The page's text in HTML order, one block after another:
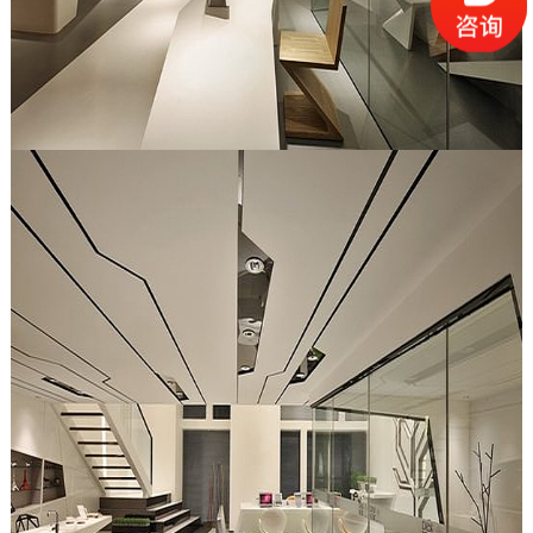
深圳写字楼办公室装修
深圳写字楼装修为什么要选深圳东森装饰公司？
2、深圳东森装饰是标准化成熟施工组织，大批